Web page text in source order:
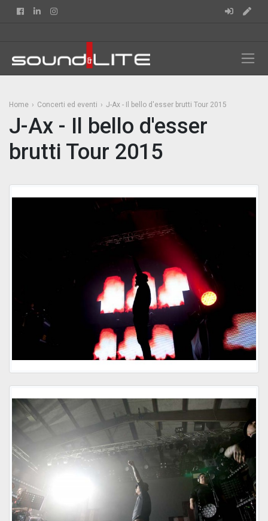
FacebookLinkedin
Home Concerti ed eventi J-Ax - Il bello d'esser brutti Tour 2015
J-Ax - Il bello d'esser
brutti Tour 2015